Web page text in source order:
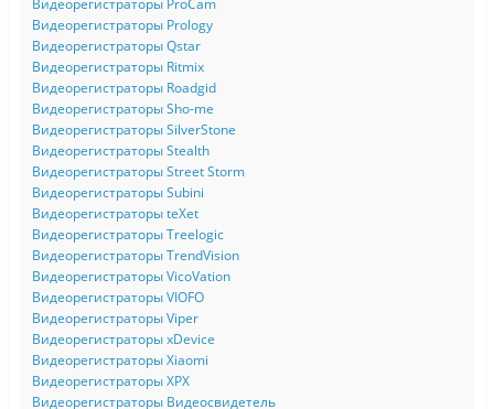
Видеорегистраторы Prology
Видеорегистраторы Qstar
Видеорегистраторы Ritmix
Видеорегистраторы Roadgid
Видеорегистраторы Sho-me
Видеорегистраторы SilverStone
Видеорегистраторы Stealth
Видеорегистраторы Street Storm
Видеорегистраторы Subini
Видеорегистраторы teXet
Видеорегистраторы Treelogic
Видеорегистраторы TrendVision
Видеорегистраторы VicoVation
Видеорегистраторы VIOFO
Видеорегистраторы Viper
Видеорегистраторы xDevice
Видеорегистраторы Xiaomi
Видеорегистраторы XPX
Видеорегистраторы Видеосвидетель